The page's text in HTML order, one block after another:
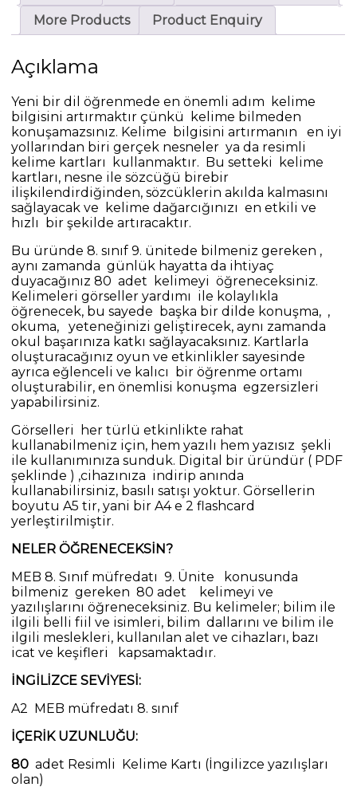
More Products
Product Enquiry
Açıklama
Yeni bir dil öğrenmede en önemli adım kelime
bilgisini artırmaktır çünkü kelime bilmeden
konuşamazsınız. Kelime bilgisini artırmanın en iyi
yollarından biri gerçek nesneler ya da resimli
kelime kartları kullanmaktır. Bu setteki kelime
kartları, nesne ile sözcüğü birebir
ilişkilendirdiğinden, sözcüklerin akılda kalmasını
sağlayacak ve kelime dağarcığınızı en etkili ve
hızlı bir şekilde artıracaktır.
Bu üründe 8. sınıf 9. ünitede bilmeniz gereken ,
aynı zamanda günlük hayatta da ihtiyaç
duyacağınız 80 adet kelimeyi öğreneceksiniz.
Kelimeleri görseller yardımı ile kolaylıkla
öğrenecek, bu sayede başka bir dilde konuşma, ,
okuma, yeteneğinizi geliştirecek, aynı zamanda
okul başarınıza katkı sağlayacaksınız. Kartlarla
oluşturacağınız oyun ve etkinlikler sayesinde
ayrıca eğlenceli ve kalıcı bir öğrenme ortamı
oluşturabilir, en önemlisi konuşma egzersizleri
yapabilirsiniz.
Görselleri her türlü etkinlikte rahat
kullanabilmeniz için, hem yazılı hem yazısız şekli
ile kullanımınıza sunduk. Digital bir üründür ( PDF
şeklinde ) ,cihazınıza indirip anında
kullanabilirsiniz, basılı satışı yoktur. Görsellerin
boyutu A5 tir, yani bir A4 e 2 flashcard
yerleştirilmiştir.
NELER ÖĞRENECEKSİN?
MEB 8. Sınıf müfredatı 9. Ünite konusunda
bilmeniz gereken 80 adet kelimeyi ve
yazılışlarını öğreneceksiniz. Bu kelimeler; bilim ile
ilgili belli fiil ve isimleri, bilim dallarını ve bilim ile
ilgili meslekleri, kullanılan alet ve cihazları, bazı
icat ve keşifleri kapsamaktadır.
İNGİLİZCE SEVİYESİ:
A2 MEB müfredatı 8. sınıf
İÇERİK UZUNLUĞU:
80 adet Resimli Kelime Kartı (İngilizce yazılışları
olan)